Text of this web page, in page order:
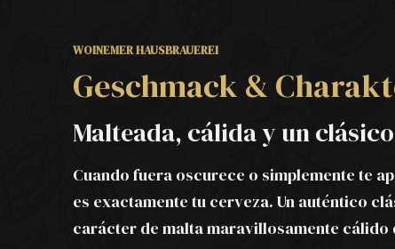
WOINEMER HAUSBRAUEREI
Geschmack &
Malteada, cálida y un
Cuando fuera oscurece o simplemente te
es exactamente tu cerveza. Un auténtico
carácter de malta maravillosamente